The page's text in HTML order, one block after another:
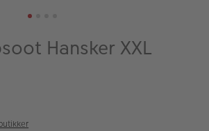
Hansker XXL